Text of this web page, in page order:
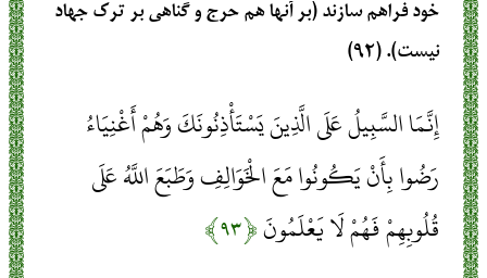
خود فراهم سازند (بر آنها هم حرج و گناهی بر ترک جهاد
نیست). (۹۲)
إِنَّمَا السَّبِيلُ عَلَى الَّذِينَ يَسْتَأْذِنُونَكَ وَهُمْ أَغْنِيَاءُ
رَضُوا بِأَنْ يَكُونُوا مَعَ الْخَوَالِفِ وَطَبَعَ اللَّهُ عَلَى
قُلُوبِهِمْ فَهُمْ لَا يَعْلَمُونَ﴿۹۳﴾